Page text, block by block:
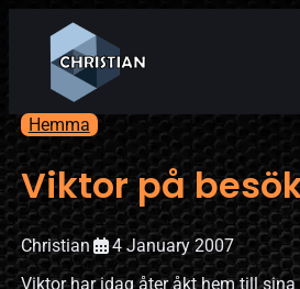
Hemma
Viktor på
Christian
4 January 2007
Viktor har idag åter åkt hem till